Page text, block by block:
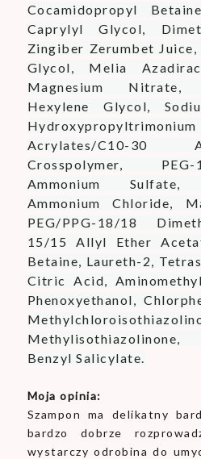
Cocamidopropyl
Caprylyl Glycol,
Zingiber Zerumbet
Glycol, Melia
Magnesium Nitrate,
Hexylene Glycol,
Acrylates/C10-
Crosspolymer,
Ammonium
Ammonium Chloride,
PEG/PPG-18/18
15/15 Allyl Ether
Betaine, Laureth-2,
Citric Acid,
Phenoxyethanol,
Benzyl Salicylate.
Moja opinia:
Szampon ma delikatny
bardzo dobrze
wystarczy odrobina do